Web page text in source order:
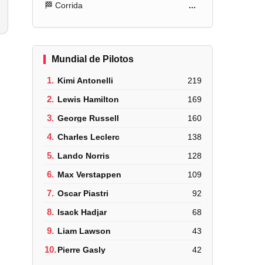
🏁 Corrida ...
Mundial de Pilotos
1. Kimi Antonelli 219
2. Lewis Hamilton 169
3. George Russell 160
4. Charles Leclerc 138
5. Lando Norris 128
6. Max Verstappen 109
7. Oscar Piastri 92
8. Isack Hadjar 68
9. Liam Lawson 43
10.Pierre Gasly 42